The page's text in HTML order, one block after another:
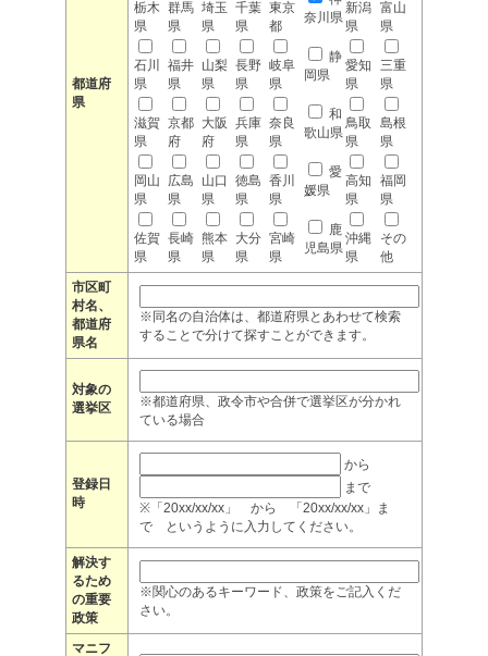
都道府
県
栃木
県
群馬
県
埼玉
県
千葉
県
東京
都
奈川県
新潟
県
富山
県
石川
県
福井
県
山梨
県
長野
県
岐阜
県
静
岡県
愛知
県
三重
県
滋賀
県
京都
府
大阪
府
兵庫
県
奈良
県
和
歌山県
鳥取
県
島根
県
岡山
県
広島
県
山口
県
徳島
県
香川
県
愛
媛県
高知
県
福岡
県
佐賀
県
長崎
県
熊本
県
大分
県
宮崎
県
鹿
児島県
沖縄
県
その
他
市区町
村名、
都道府
県名
※同名の自治体は、都道府県とあわせて検索
することで分けて探すことができます。
対象の
選挙区
※都道府県、政令市や合併で選挙区が分かれ
ている場合
登録日
時
から
まで
※「20xx/xx/xx」 から 「20xx/xx/xx」ま
で というように入力してください。
解決す
るため
の重要
政策
※関心のあるキーワード、政策をご記入くだ
さい。
マニフ